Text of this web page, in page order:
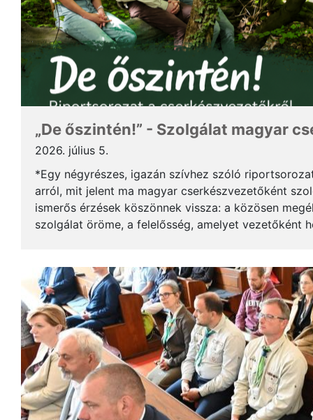
„De őszintén!” - Szolgálat magyar
2026. július 5.
*Egy négyrészes, igazán szívhez szóló
arról, mit jelent ma magyar cserkészvezetőként
ismerős érzések köszönnek vissza: a közösen
szolgálat öröme, a felelősség, amelyet vezetőként